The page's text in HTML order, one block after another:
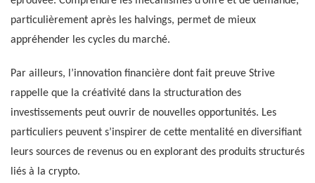
particulièrement après les halvings, permet de mieux
appréhender les cycles du marché.
Par ailleurs, l’innovation financière dont fait preuve Strive
rappelle que la créativité dans la structuration des
investissements peut ouvrir de nouvelles opportunités. Les
particuliers peuvent s’inspirer de cette mentalité en diversifiant
leurs sources de revenus ou en explorant des produits structurés
liés à la crypto.